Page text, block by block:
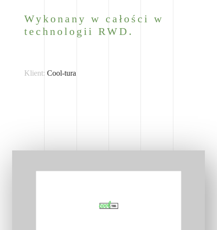
Wykonany w całości w
technologii RWD.
Klient: Cool-tura